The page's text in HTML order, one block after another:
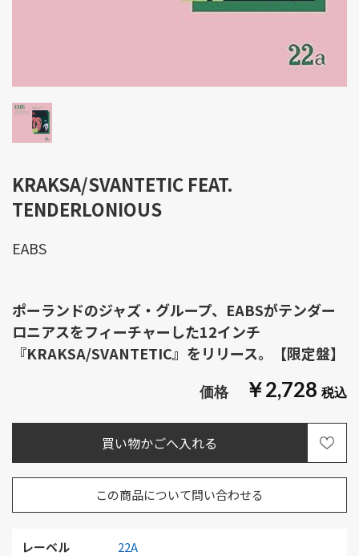
KRAKSA/SVANTETIC FEAT.
TENDERLONIOUS
￥2,728
レーベル
22A
この商品について問い合わせる
EABS
ポーランドのジャズ・グループ、EABSがテンダー
ロニアスをフィーチャーした12インチ
『KRAKSA/SVANTETIC』をリリース。【限定盤】